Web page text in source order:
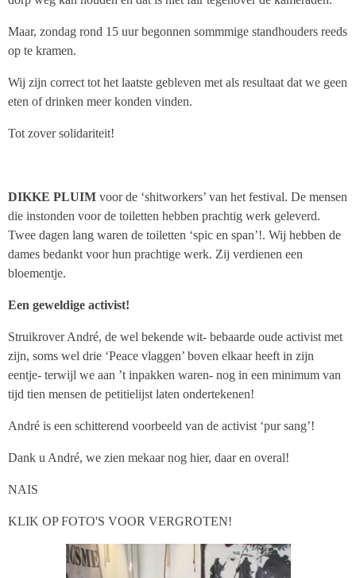
Maar, zondag rond 15 uur begonnen sommmige standhouders reeds
op te kramen.
Wij zijn correct tot het laatste gebleven met als resultaat dat we geen
eten of drinken meer konden vinden.
Tot zover solidariteit!
DIKKE PLUIM voor de ‘shitworkers’ van het festival. De mensen
die instonden voor de toiletten hebben prachtig werk geleverd.
Twee dagen lang waren de toiletten ‘spic en span’!. Wij hebben de
dames bedankt voor hun prachtige werk. Zij verdienen een
bloementje.
Een geweldige activist!
Struikrover André, de wel bekende wit- bebaarde oude activist met
zijn, soms wel drie ‘Peace vlaggen’ boven elkaar heeft in zijn
eentje- terwijl we aan ’t inpakken waren- nog in een minimum van
tijd tien mensen de petitielijst laten ondertekenen!
André is een schitterend voorbeeld van de activist ‘pur sang’!
Dank u André, we zien mekaar nog hier, daar en overal!
NAIS
KLIK OP FOTO'S VOOR VERGROTEN!